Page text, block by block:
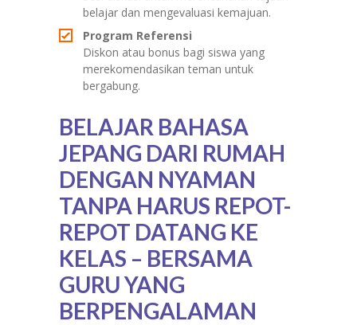
belajar dan mengevaluasi kemajuan.
Program Referensi
Diskon atau bonus bagi siswa yang
merekomendasikan teman untuk
bergabung.
BELAJAR BAHASA
JEPANG DARI RUMAH
DENGAN NYAMAN
TANPA HARUS REPOT-
REPOT DATANG KE
KELAS – BERSAMA
GURU YANG
BERPENGALAMAN